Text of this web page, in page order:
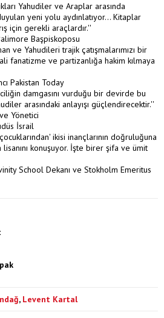
Yahudiler ve Araplar arasında
yeni yolu aydınlatıyor... Kitaplar
için gerekli araçlardır.''
Başpiskoposu
ve Yahudileri trajik çatışmalarımızı bir
fanatizme ve partizanlığa hakim kılmaya
Pakistan Today
damgasını vurduğu bir devirde bu
arasındaki anlayışı güçlendirecektir.''
Yönetici
İsrail
ikisi inançlarının doğruluğuna
konuşuyor. İşte birer şifa ve ümit
School Dekanı ve Stokholm Emeritus
, Levent Kartal